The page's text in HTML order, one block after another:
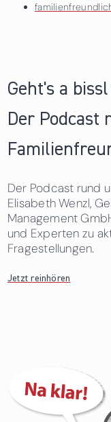
Geht's a
Der Podcast
Der Podcast rund
Elisabeth Wenzl,
Management
und Experten zu
Fragestellungen.
Jetzt reinhören